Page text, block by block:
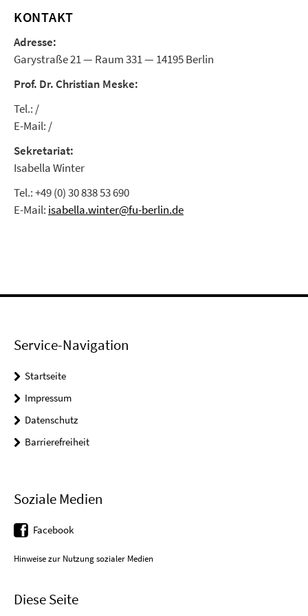
KONTAKT
Adresse:
Garystraße 21 — Raum 331 — 14195 Berlin
Prof. Dr. Christian Meske:
Tel.: /
E-Mail: /
Sekretariat:
Isabella Winter
Tel.: +49 (0) 30 838 53 690
E-Mail: isabella.winter@fu-berlin.de
Service-Navigation
Startseite
Impressum
Datenschutz
Barrierefreiheit
Soziale Medien
Facebook
Hinweise zur Nutzung sozialer Medien
Diese Seite